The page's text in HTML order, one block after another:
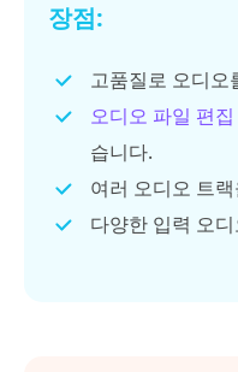
장점:
고품질로 오디오
오디오 파일 편집
습니다.
여러 오디오 트
다양한 입력 오